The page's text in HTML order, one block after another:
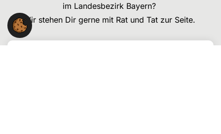
im Landesbezirk Bayern?
Wir stehen Dir gerne mit Rat und Tat zur Seite.